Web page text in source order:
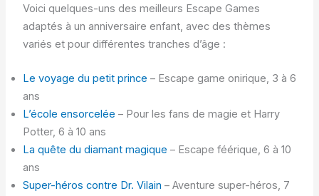
Voici quelques-uns des meilleurs Escape Games
adaptés à un anniversaire enfant, avec des thèmes
variés et pour différentes tranches d’âge :
Le voyage du petit prince – Escape game onirique, 3 à 6
ans
L’école ensorcelée – Pour les fans de magie et Harry
Potter, 6 à 10 ans
La quête du diamant magique – Escape féérique, 6 à 10
ans
Super-héros contre Dr. Vilain – Aventure super-héros, 7